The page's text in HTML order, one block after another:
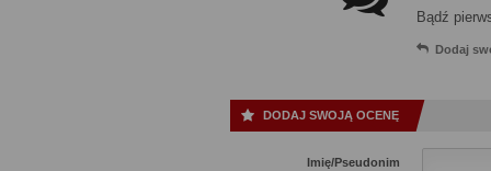
Bądź
Dodaj
DODAJ SWOJĄ OCENĘ
Imię/Pseudonim